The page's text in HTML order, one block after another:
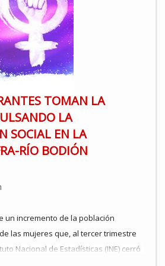
TOMAN LA
LA
SOCIAL EN LA
RÍO BODIÓN
un incremento de la población
las mujeres que, al tercer trimestre
Nacional de Estadísticas (INE) cerró